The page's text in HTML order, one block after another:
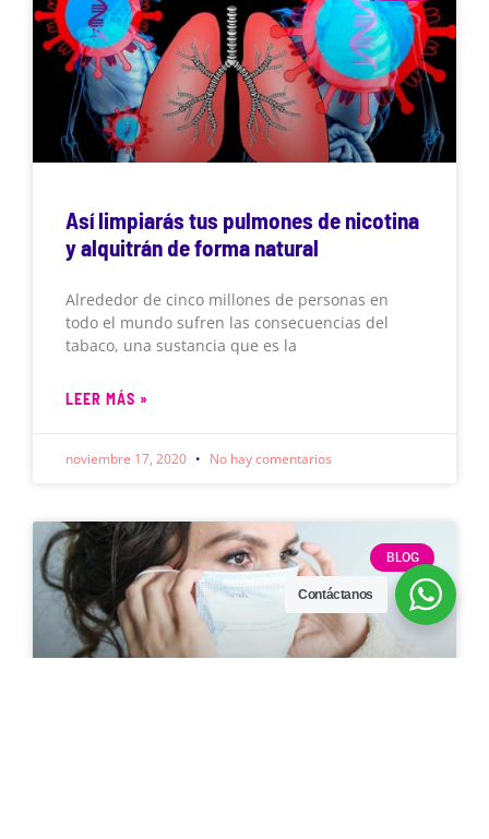
Así limpiarás tus pulmones de nicotina
y alquitrán de forma natural
Alrededor de cinco millones de personas en
todo el mundo sufren las consecuencias del
tabaco, una sustancia que es la
LEER MÁS »
noviembre 17, 2020 No hay comentarios
BLOG
Contáctanos